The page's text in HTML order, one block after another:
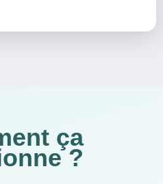
ça
?